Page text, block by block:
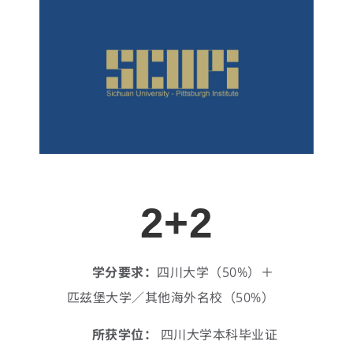
2+2
学分要求： 四川大学（50%）＋
匹兹堡大学／其他海外名校（50%）
所获学位：
四川大学本科毕业证